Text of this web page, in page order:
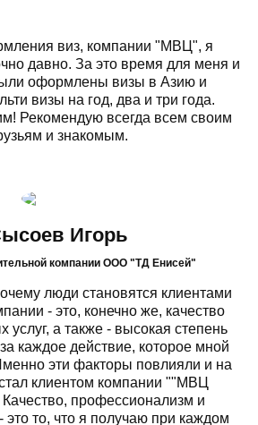
виз, компании "МВЦ", я
давно. За это время для меня и
оформлены визы в Азию и
визы на год, два и три года.
Рекомендую всегда всем своим
и знакомым.
Игорь
компании ООО "ТД Енисей"
люди становятся клиентами
- это, конечно же, качество
услуг, а также - высокая степень
каждое действие, которое мной
эти факторы повлияли и на
клиентом компании ""МВЦ
профессионализм и
это то, что я получаю при каждом